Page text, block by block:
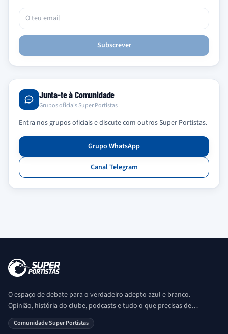
Subscrever
Junta-te à Comunidade
Grupos oficiais Super Portistas
Entra nos grupos oficiais e discute com outros Super Portistas.
Grupo WhatsApp
Canal Telegram
O espaço de debate para o verdadeiro adepto azul e branco.
Opinião, história do clube, podcasts e tudo o que precisas de
saber sobre o universo Porto. Ser Porto é aqui!
Comunidade Super Portistas